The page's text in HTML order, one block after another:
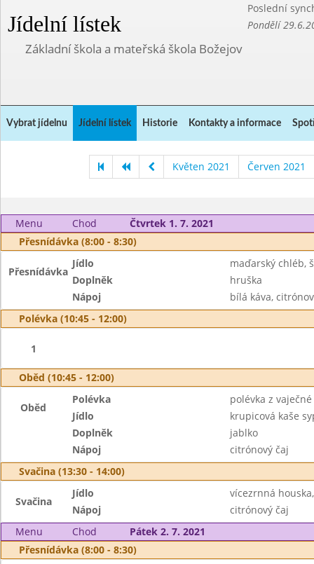
Jídelní lístek
Poslední
Pondělí
Základní škola a mateřská škola Božejov
Vybrat jídelnu Jídelní lístek Historie Kontakty a informace
Květen 2021 Červen 2021
Menu Chod
Čtvrtek 1. 7. 2021
Přesnídávka (8:00 - 8:30)
Přesnídávka
Jídlo
maďarský chléb,
Doplněk
hruška
Nápoj
bílá káva,
Polévka (10:45 - 12:00)
1
Oběd (10:45 - 12:00)
Oběd
Polévka
polévka z
Jídlo
krupicová kaše
Doplněk
jablko
Nápoj
citrónový čaj
Svačina (13:30 - 14:00)
Svačina
Jídlo
vícezrnná
Nápoj
citrónový čaj
Menu
Chod
Pátek 2. 7. 2021
Přesnídávka (8:00 - 8:30)